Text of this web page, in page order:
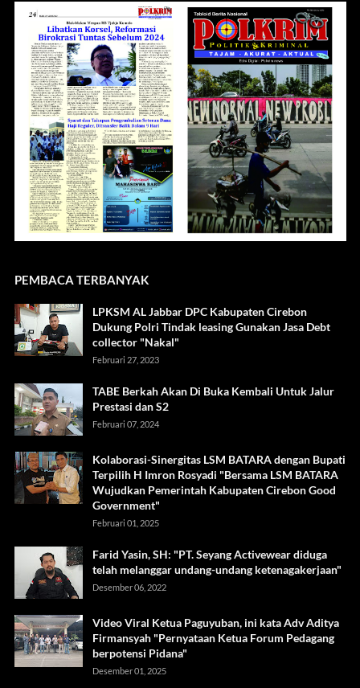
PEMBACA TERBANYAK
LPKSM AL Jabbar DPC Kabupaten Cirebon
Dukung Polri Tindak leasing Gunakan Jasa Debt
collector "Nakal"
Februari 27, 2023
TABE Berkah Akan Di Buka Kembali Untuk Jalur
Prestasi dan S2
Februari 07, 2024
Kolaborasi-Sinergitas LSM BATARA dengan Bupati
Terpilih H Imron Rosyadi "Bersama LSM BATARA
Wujudkan Pemerintah Kabupaten Cirebon Good
Government"
Februari 01, 2025
Farid Yasin, SH: "PT. Seyang Activewear diduga
telah melanggar undang-undang ketenagakerjaan"
Desember 06, 2022
Video Viral Ketua Paguyuban, ini kata Adv Aditya
Firmansyah "Pernyataan Ketua Forum Pedagang
berpotensi Pidana"
Desember 01, 2025